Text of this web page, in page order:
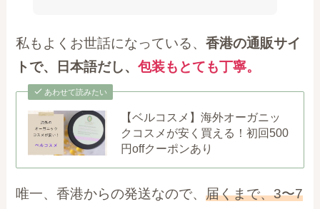
私もよくお世話になっている、香港の通販サイ
トで、日本語だし、包装もとても丁寧。
あわせて読みたい
【ベルコスメ】海外オーガニッ
クコスメが安く買える！初回500
円offクーポンあり
唯一、香港からの発送なので、届くまで、3〜7